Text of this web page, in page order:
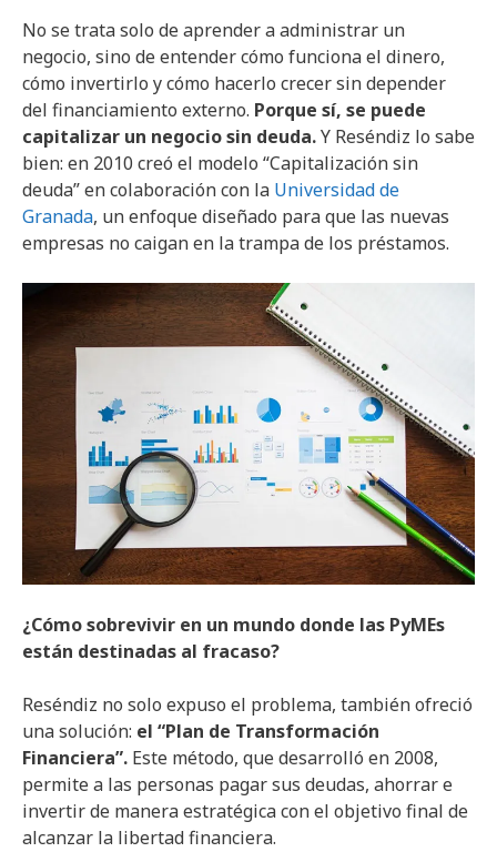
No se trata solo de aprender a administrar un
negocio, sino de entender cómo funciona el dinero,
cómo invertirlo y cómo hacerlo crecer sin depender
del financiamiento externo. Porque sí, se puede
capitalizar un negocio sin deuda.Y Reséndiz lo sabe
bien: en 2010 creó el modelo “Capitalización sin
deuda” en colaboración con la Universidad de
Granada, un enfoque diseñado para que las nuevas
empresas no caigan en la trampa de los préstamos.
¿Cómo sobrevivir en un mundo donde las PyMEs
están destinadas al fracaso?
Reséndiz no solo expuso el problema, también ofreció
una solución: el “Plan de Transformación
Financiera”. Este método, que desarrolló en 2008,
permite a las personas pagar sus deudas, ahorrar e
invertir de manera estratégica con el objetivo final de
alcanzar la libertad financiera.